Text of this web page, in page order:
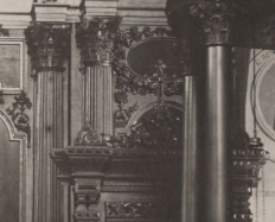
что Архангельск в большей
систематических
Больше всего по
набравшая особую силу в
центра архангельской